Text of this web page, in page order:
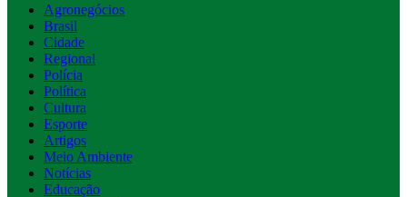
Agronegócios
Brasil
Cidade
Regional
Polícia
Política
Cultura
Esporte
Artigos
Meio Ambiente
Notícias
Educação